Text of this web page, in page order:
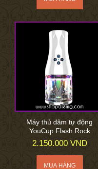
Máy thủ dâm tự động
YouCup Flash Rock
2.150.000 VND